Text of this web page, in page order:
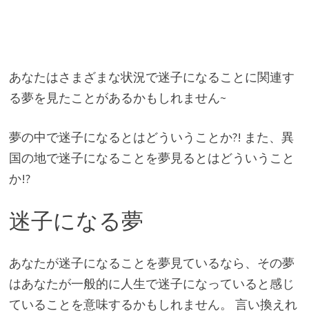
​あなたはさまざまな状況で迷子になることに関連す
る夢を見たことがあるかもしれません~
夢の中で迷子になるとはどういうことか?! また、異
国の地で迷子になることを夢見るとはどういうこと
か!?
迷子になる夢
あなたが迷子になることを夢見ているなら、その夢
はあなたが一般的に人生で迷子になっていると感じ
ていることを意味するかもしれません。 言い換えれ